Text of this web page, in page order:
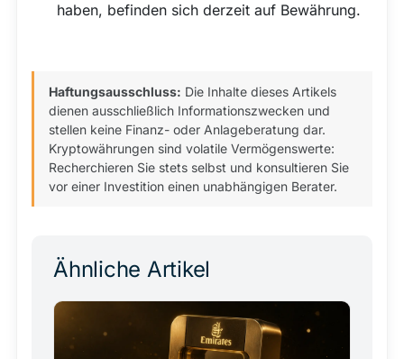
haben, befinden sich derzeit auf Bewährung.
Haftungsausschluss: Die Inhalte dieses Artikels
dienen ausschließlich Informationszwecken und
stellen keine Finanz- oder Anlageberatung dar.
Kryptowährungen sind volatile Vermögenswerte:
Recherchieren Sie stets selbst und konsultieren Sie
vor einer Investition einen unabhängigen Berater.
Ähnliche Artikel